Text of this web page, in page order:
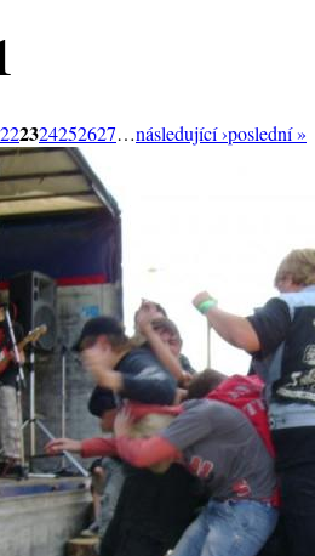
222324252627…následující ›poslední »